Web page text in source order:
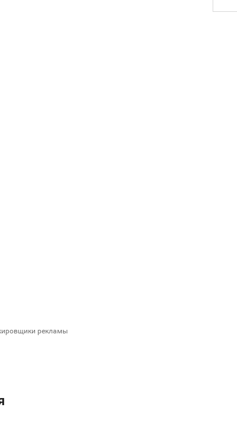
рекламы